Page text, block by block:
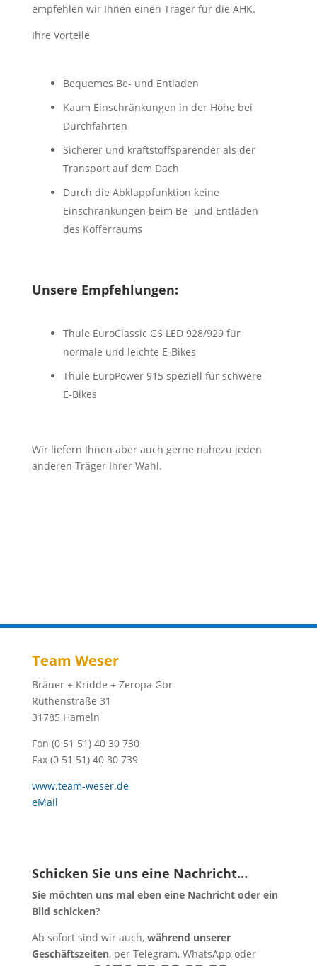
empfehlen wir Ihnen einen Träger für die AHK.
Ihre Vorteile
Bequemes Be- und Entladen
Kaum Einschränkungen in der Höhe bei
Durchfahrten
Sicherer und kraftstoffsparender als der
Transport auf dem Dach
Durch die Abklappfunktion keine
Einschränkungen beim Be- und Entladen
des Kofferraums
Unsere Empfehlungen:
Thule EuroClassic G6 LED 928/929 für
normale und leichte E-Bikes
Thule EuroPower 915 speziell für schwere
E-Bikes
Wir liefern Ihnen aber auch gerne nahezu jeden
anderen Träger Ihrer Wahl.
Team Weser
Bräuer + Kridde + Zeropa Gbr
Ruthenstraße 31
31785 Hameln
Fon (0 51 51) 40 30 730
Fax (0 51 51) 40 30 739
www.team-weser.de
eMail
Schicken Sie uns eine Nachricht…
Sie möchten uns mal eben eine Nachricht oder ein
Bild schicken?
Ab sofort sind wir auch, während unserer
Geschäftszeiten, per Telegram, WhatsApp oder